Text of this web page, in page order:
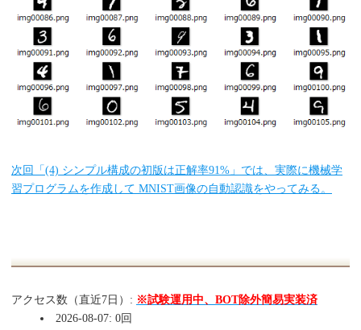
次回「(4) シンプル構成の初版は正解率91%」では、実際に機械学
習プログラムを作成して MNIST画像の自動認識をやってみる。
アクセス数（直近7日）: ※試験運用中、BOT除外簡易実装済
2026-08-07: 0回